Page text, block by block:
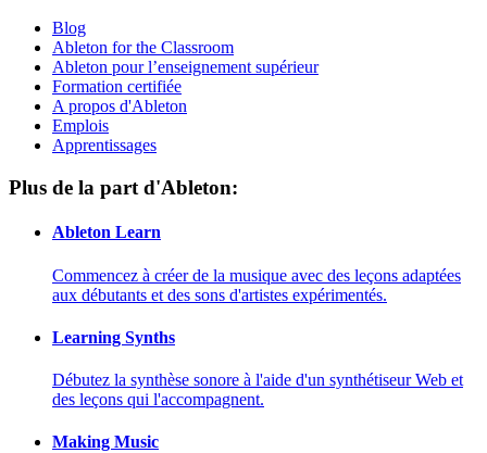
Blog
Ableton for the Classroom
Ableton pour l’enseignement supérieur
Formation certifiée
A propos d'Ableton
Emplois
Apprentissages
Plus de la part d'Ableton:
Ableton Learn
Commencez à créer de la musique avec des leçons adaptées
aux débutants et des sons d'artistes expérimentés.
Learning Synths
Débutez la synthèse sonore à l'aide d'un synthétiseur Web et
des leçons qui l'accompagnent.
Making Music